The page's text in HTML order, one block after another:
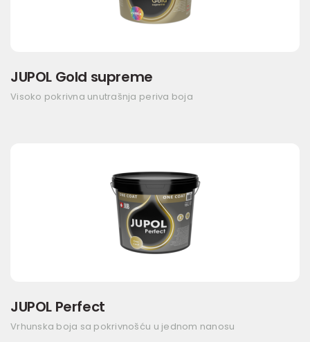
JUPOL Gold supreme
Visoko pokrivna unutrašnja periva boja
JUPOL Perfect
Vrhunska boja sa pokrivnošću u jednom nanosu